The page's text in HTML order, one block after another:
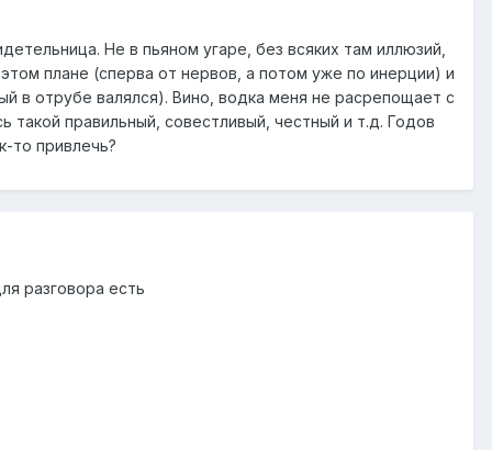
Не в пьяном угаре, без всяких там иллюзий,
плане (сперва от нервов, а потом уже по инерции) и
в отрубе валялся). Вино, водка меня не расрепощает с
правильный, совестливый, честный и т.д. Годов
то привлечь?
разговора есть